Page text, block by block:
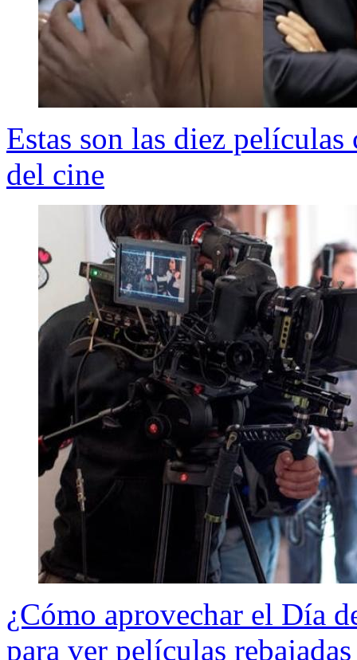
Estas son las diez
del cine
¿Cómo aprovechar el Día
para ver películas